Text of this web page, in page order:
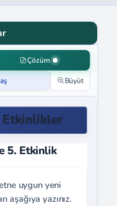
Çözüm
Büyüt
Etkinlikler
5. Etkinlik
uygun yeni
aşağıya yazınız.